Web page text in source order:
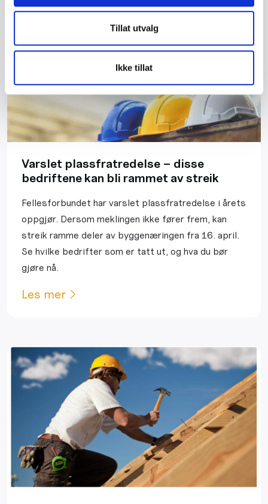
Tillat utvalg
Ikke tillat
Varslet plassfratredelse – disse
bedriftene kan bli rammet av streik
Fellesforbundet har varslet plassfratredelse i årets
oppgjør. Dersom meklingen ikke fører frem, kan
streik ramme deler av byggenæringen fra 16. april.
Se hvilke bedrifter som er tatt ut, og hva du bør
gjøre nå.
Les mer